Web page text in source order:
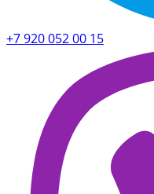
+7 920 052 00 15